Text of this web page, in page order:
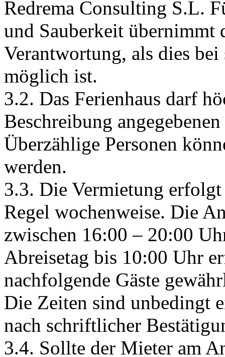
Redrema Consulting S.L.
und Sauberkeit übernimmt
Verantwortung, als dies
möglich ist.
3.2. Das Ferienhaus darf
Beschreibung
Überzählige Personen
werden.
3.3. Die Vermietung
Regel wochenweise. Die
zwischen 16:00 – 20:00
Abreisetag bis 10:00 Uhr
nachfolgende Gäste
Die Zeiten sind unbedingt
nach schriftlicher
3.4. Sollte der Mieter am